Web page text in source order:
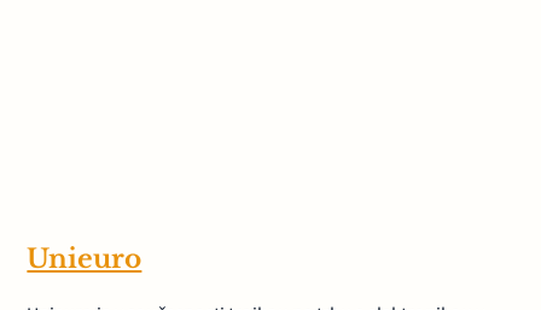
Unieuro